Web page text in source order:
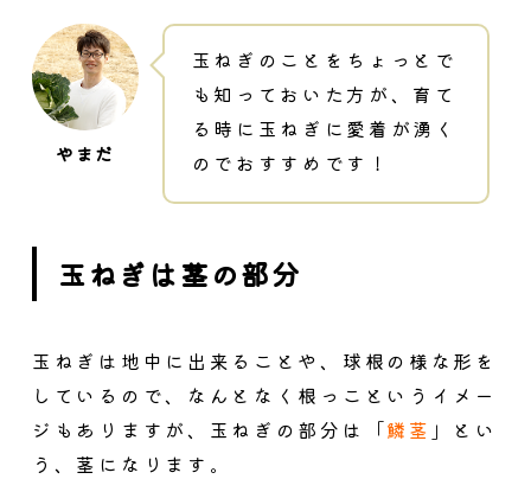
玉ねぎのことをちょっとで
も知っておいた方が、育て
る時に玉ねぎに愛着が湧く
のでおすすめです！
玉ねぎは茎の部分
玉ねぎは地中に出来ることや、球根の様な形を
しているので、なんとなく根っこというイメー
ジもありますが、玉ねぎの部分は「鱗茎 」とい
う、茎になります。